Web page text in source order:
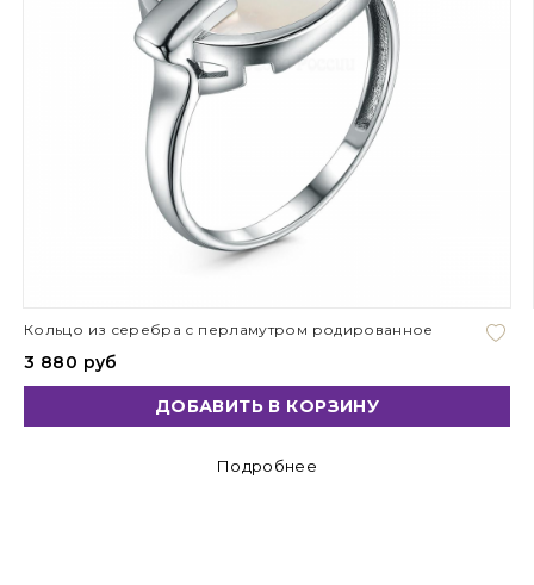
Кольцо из серебра с перламутром родированное
3 880 руб
ДОБАВИТЬ В КОРЗИНУ
Подробнее